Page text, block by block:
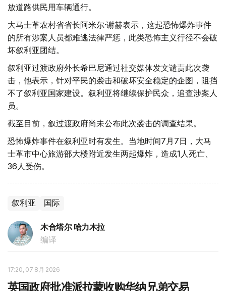
放道路供民用车辆通行。
大马士革农村省省长阿米尔·谢赫表示，这起恐怖爆炸事件
的所有涉案人员都难逃法律严惩，此类恐怖主义行径不会破
坏叙利亚团结。
叙利亚过渡政府外长希巴尼通过社交媒体发文谴责此次袭
击，他表示，针对平民的袭击和破坏安全稳定的企图，阻挡
不了叙利亚国家建设。叙利亚将继续保护民众，追查涉案人
员。
截至目前，叙过渡政府尚未公布此次袭击的调查结果。
恐怖爆炸事件在叙利亚时有发生。当地时间7月7日，大马
士革市中心旅游部大楼附近发生两起爆炸，造成1人死亡、
36人受伤。
叙利亚 国际
木合塔尔 哈力木拉
编译
17:20, 07 8月 2026
英国政府批准派拉蒙收购华纳兄弟交易